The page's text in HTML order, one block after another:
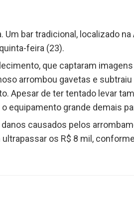
bar tradicional, localizado na
feira (23).
que captaram
arrombou gavetas e
Apesar de ter tentado levar
equipamento grande demais
causados pelos
os R$ 8 mil,